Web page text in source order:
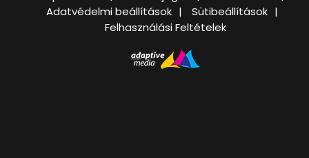
Adatvédelmi beállítások
Sütibeállítások
Felhasználási Feltételek